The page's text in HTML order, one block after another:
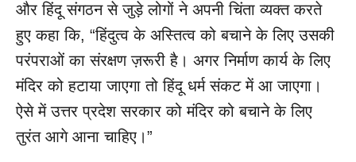
और हिंदू संगठन से जुड़े लोगों ने अपनी चिंता व्यक्त करते
हुए कहा कि, “हिंदुत्व के अस्तित्व को बचाने के लिए उसकी
परंपराओं का संरक्षण ज़रूरी है। अगर निर्माण कार्य के लिए
मंदिर को हटाया जाएगा तो हिंदू धर्म संकट में आ जाएगा।
ऐसे में उत्तर प्रदेश सरकार को मंदिर को बचाने के लिए
तुरंत आगे आना चाहिए।”